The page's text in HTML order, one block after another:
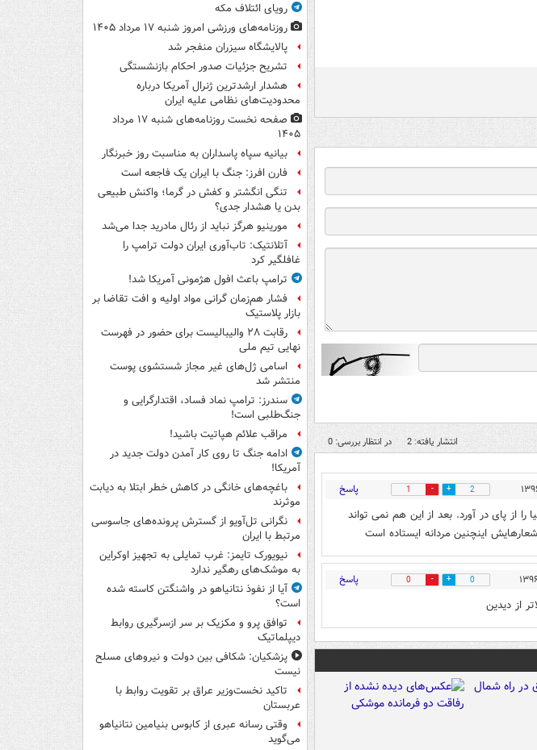
انتشار یافته: 2 در انتظار بررسی: 0
2
1 پاسخ
از پای در آورد. بعد از این هم نمی تواند
اینچنین مردانه ایستاده است
0
0 پاسخ
از دیدین
رویای ائتلاف مکه
روزنامه‌های ورزشی امروز ‌شنبه ۱۷ مرداد ۱۴۰۵
پالایشگاه سیزران منفجر شد
تشریح جزئیات صدور احکام بازنشستگی
هشدار ارشدترین ژنرال آمریکا درباره
محدودیت‌های نظامی علیه ایران
صفحه نخست روزنامه‌های شنبه ۱۷ مرداد
۱۴۰۵
بیانیه سپاه پاسداران به مناسبت روز خبرنگار
فارن افرز: جنگ با ایران یک فاجعه است
تنگی انگشتر و کفش در گرما؛ واکنش طبیعی
بدن یا هشدار جدی؟
مورینیو هرگز نباید از رئال مادرید جدا می‌شد
آتلانتیک: تاب‌آوری ایران دولت ترامپ را
غافلگیر کرد
ترامپ باعث افول هژمونی آمریکا شد!
فشار هم‌زمان گرانی مواد اولیه و افت تقاضا بر
بازار پلاستیک
رقابت ۲۸ والیبالیست برای حضور در فهرست
نهایی تیم ملی
اسامی ژل‌های غیر مجاز شستشوی پوست
منتشر شد
سندرز: ترامپ نماد فساد، اقتدارگرایی و
جنگ‌طلبی است!
مراقب علائم هپاتیت باشید!
ادامه جنگ تا روی کار آمدن دولت جدید در
آمریکا!
باغچه‌های خانگی در کاهش خطر ابتلا به دیابت
موثرند
نگرانی تل‌آویو از گسترش پرونده‌های جاسوسی
مرتبط با ایران
نیویورک تایمز: غرب تمایلی به تجهیز اوکراین
به موشک‌های رهگیر ندارد
آیا از نفوذ نتانیاهو در واشنگتن کاسته شده
است؟
توافق پرو و مکزیک بر سر ازسرگیری روابط
دیپلماتیک
پزشکیان: شکافی بین دولت و نیروهای مسلح
نیست
تاکید نخست‌وزیر عراق بر تقویت روابط با
عربستان
وقتی رسانه عبری از کابوس بنیامین نتانیاهو
می‌گوید